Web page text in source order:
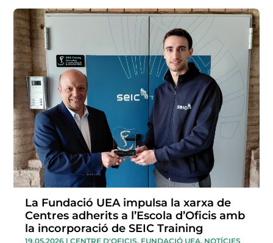
La Fundació UEA impulsa la xarxa de
Centres adherits a l’Escola d’Oficis amb
la incorporació de SEIC Training
19.05.2026 |CENTRE D'OFICIS, FUNDACIÓ UEA, NOTÍCIES